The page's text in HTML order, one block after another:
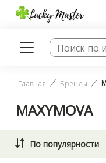
Главная Бренды
MAXYMOVA
По популярности